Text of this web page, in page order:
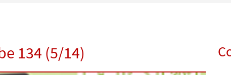
134 (5/14)